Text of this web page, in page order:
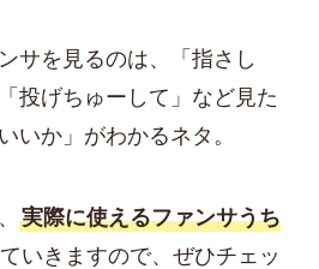
サを見るのは、「指さし
投げちゅーして」など見た
いか」がわかるネタ。
実際に使えるファンサうち
いきますので、ぜひチェッ